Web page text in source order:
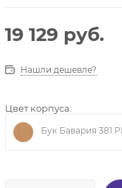
19 129 руб.
Нашли дешевле?
Цвет корпуса:
Бук Бавария 381